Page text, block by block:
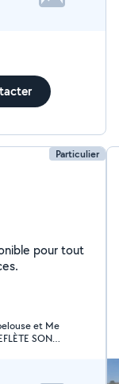
Particulier
pour tout
et je